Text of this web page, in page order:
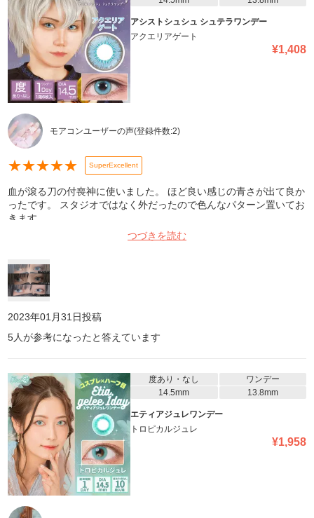
アシストシュシュ シュテラワンデー
アクエリアゲート
¥1,408
モアコンユーザーの声(登録件数:2)
★★★★★ SuperExcellent
血が滾る刀の付喪神に使いました。 ほど良い感じの青さが出て良か
ったです。 スタジオではなく外だったので色んなパターン置いてお
きます。
つづきを読む
2023年01月31日投稿
5人が参考になったと答えています
度あり・なし
ワンデー
14.5mm
13.8mm
エティアジュレワンデー
トロピカルジュレ
¥1,958